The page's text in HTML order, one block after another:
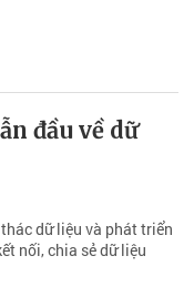
đầu về dữ
dữ liệu và phát triển
nối, chia sẻ dữ liệu